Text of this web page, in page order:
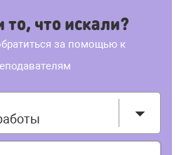
что искали?
за помощью к